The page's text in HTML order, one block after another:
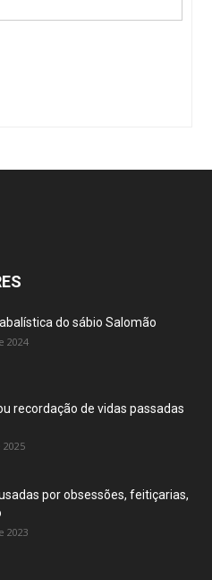
do sábio Salomão
2024
recordação de vidas passadas
por obsessões, feitiçarias,
2023